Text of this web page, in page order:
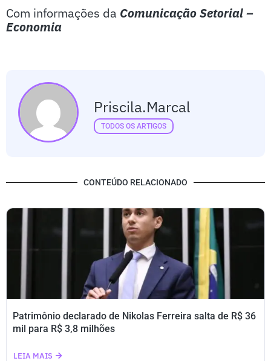
Com informações da Comunicação Setorial –
Economia
Priscila.marcal
TODOS OS ARTIGOS
CONTEÚDO RELACIONADO
Patrimônio declarado de Nikolas Ferreira salta de R$ 36
mil para R$ 3,8 milhões
LEIA MAIS